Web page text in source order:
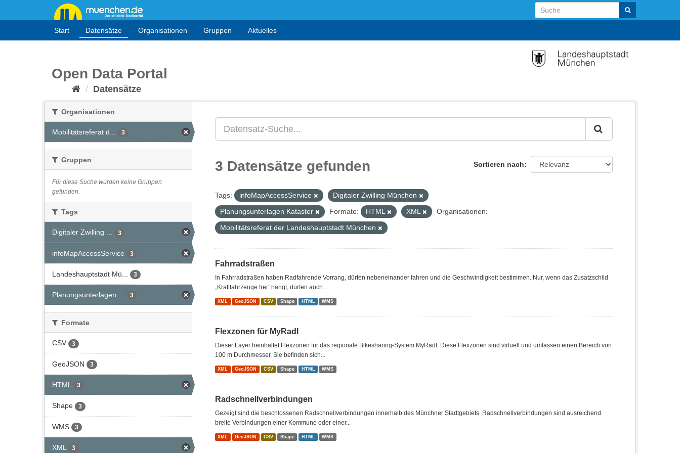
Start Datensätze Organisationen Gruppen Aktuelles
Open Data Portal
Datensätze
Organisationen
Mobilitätsreferat d... 3
Gruppen
Für diese Suche wurden keine Gruppen
gefunden.
Tags
Digitaler Zwilling ... 3
infoMapAccessService 3
Landeshauptstadt Mü... 3
Planungsunterlagen ... 3
Formate
CSV 3
GeoJSON 3
HTML 3
Shape 3
WMS 3
XML 3
Sortieren nach
3 Datensätze gefunden
Tags: infoMapAccessService
Digitaler Zwilling München
Planungsunterlagen Kataster
Formate: HTML XML
Organisationen:
Mobilitätsreferat der Landeshauptstadt München
Fahrradstraßen
In Fahrradstraßen haben Radfahrende Vorrang, dürfen nebeneinander fahren und die Geschwindigkeit bestimmen. Nur, wenn das Zusatzschild
„Kraftfahrzeuge frei“ hängt, dürfen auch...
XML GeoJSON CSV Shape HTML WMS
Flexzonen für MyRadl
Dieser Layer beinhaltet Flexzonen für das regionale Bikesharing-System MyRadl. Diese Flexzonen sind virtuell und umfassen einen Bereich von
100 m Durchmesser. Sie befinden sich...
XML GeoJSON CSV Shape HTML WMS
Radschnellverbindungen
Gezeigt sind die beschlossenen Radschnellverbindungen innerhalb des Münchner Stadtgebiets. Radschnellverbindungen sind ausreichend
breite Verbindungen einer Kommune oder einer...
XML GeoJSON CSV Shape HTML WMS